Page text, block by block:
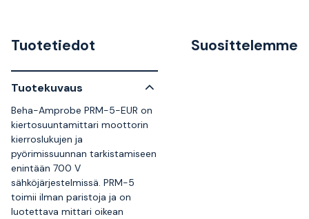
Tuotetiedot
Tuotekuvaus
Beha-Amprobe PRM-5-EUR on
kiertosuuntamittari moottorin
kierroslukujen ja
pyörimissuunnan tarkistamiseen
enintään 700 V
sähköjärjestelmissä. PRM-5
toimii ilman paristoja ja on
luotettava mittari oikean
Suosittelemme